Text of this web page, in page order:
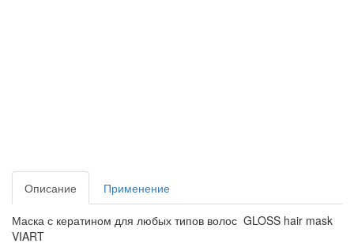
Описание Применение
Маска с кератином для любых типов волос GLOSS hair mask
VIART